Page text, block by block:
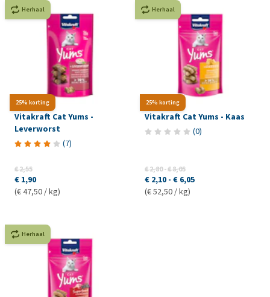
25% korting
Herhaal
Vitakraft Cat Yums -
Leverworst
(7)
€ 2,55
€ 1,90
(€ 47,50 / kg)
25% korting
Herhaal
Vitakraft Cat Yums - Kaas
(0)
€ 2,80-€ 8,05
€ 2,10 - € 6,05
(€ 52,50 / kg)
Herhaal